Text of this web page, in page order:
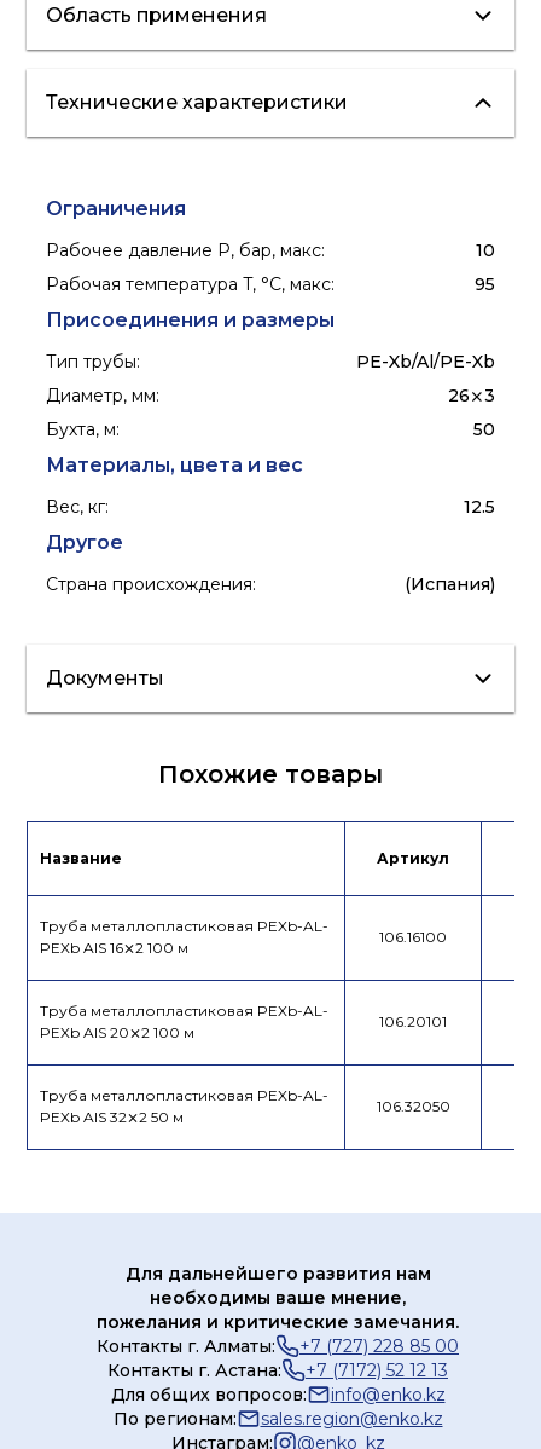
Область применения
отопление
холодное
водоснабжение
Технические характеристики
Ограничения
Рабочее давление P, бар, макс:
10
Рабочая температура T, °C, макс: 95
Присоединения и размеры
Тип трубы:
PE-Xb/Al/PE-Xb
Диаметр, мм:
26⨯3
Бухта, м: 50
Материалы, цвета и вес
Вес, кг: 12.5
Другое
Страна происхождения: (Испания)
Документы
продукции
Сертификат/
Декларация
Похожие товары
Название Артикул
Труба металлопластиковая PEXb-AL-
PEXb AIS 16⨯2 100 м
106.16100
Труба металлопластиковая PEXb-AL-
PEXb AIS 20⨯2 100 м
106.20101
Труба металлопластиковая PEXb-AL-
PEXb AIS 32⨯2 50 м
106.32050
Для дальнейшего развития нам
необходимы ваше мнение,
пожелания и критические замечания.
Контакты г. Алматы:
+7 (727) 228 85 00
Контакты г. Астана:
+7 (7172) 52 12 13
Для общих вопросов:
info@enko.kz
По регионам:
sales.region@enko.kz
Инстаграм:
@enko_kz